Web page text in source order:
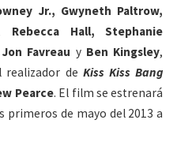
Jr., Gwyneth Paltrow,
Rebecca Hall, Stephanie
Favreau y Ben Kingsley,
de Kiss Kiss Bang
Pearce. El film se estrenará
primeros de mayo del 2013 a